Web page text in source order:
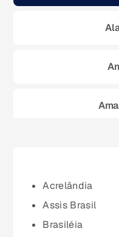
Acrelândia
Assis Brasil
Brasiléia